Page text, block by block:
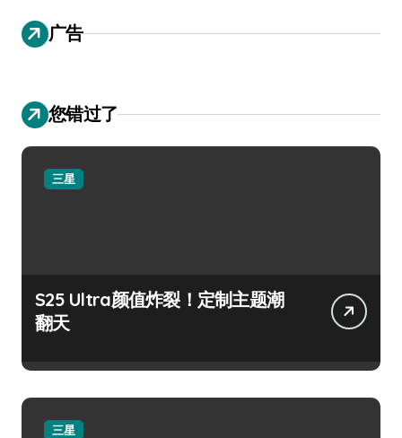
广告
您错过了
三星
S25 Ultra颜值炸裂！定制主题潮
翻天
三星